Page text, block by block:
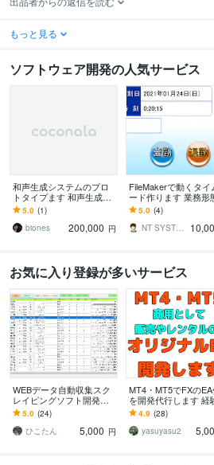
もっと見る
ソフトウェア開発の人気サービス
和声生成システムのプロ
トタイプます 和声生成シ
ステムのプロトタイプ開
発します
5.0 (1)
biones
200,000 円
FileMakerで動くタイ
ード作ります 業務形
沿った物をオーダーメ
ドでご提案させて頂き
す
5.0 (4)
NT SYSTEM
お気に入り登録が多いサービス
WEBデータ自動収集スク
レイピングソフト開発し
ます 手作業で大変な収集
を効率かつ自動化できま
す。重複データの管理
5.0 (24)
ひこたん
5,000 円
MT4・MT5でFXの
を開発代行します 経
富なプロがFX自動売
＆インジケータを格安
作成
4.9 (28)
yasuyasu2